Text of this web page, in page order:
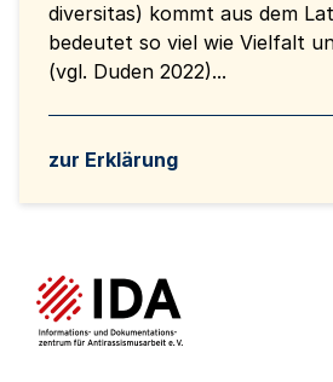
diversitas) kommt aus dem
bedeutet so viel wie Vielfalt
(vgl. Duden 2022)...
zur Erklärung